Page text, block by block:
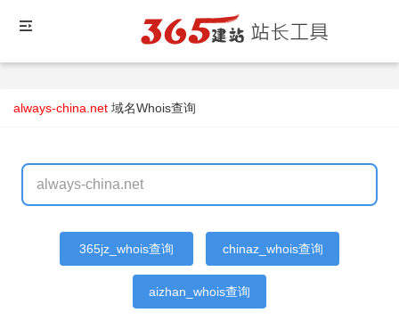
always-china.net 域名Whois查询
365jz_whois查询 chinaz_whois查询
aizhan_whois查询